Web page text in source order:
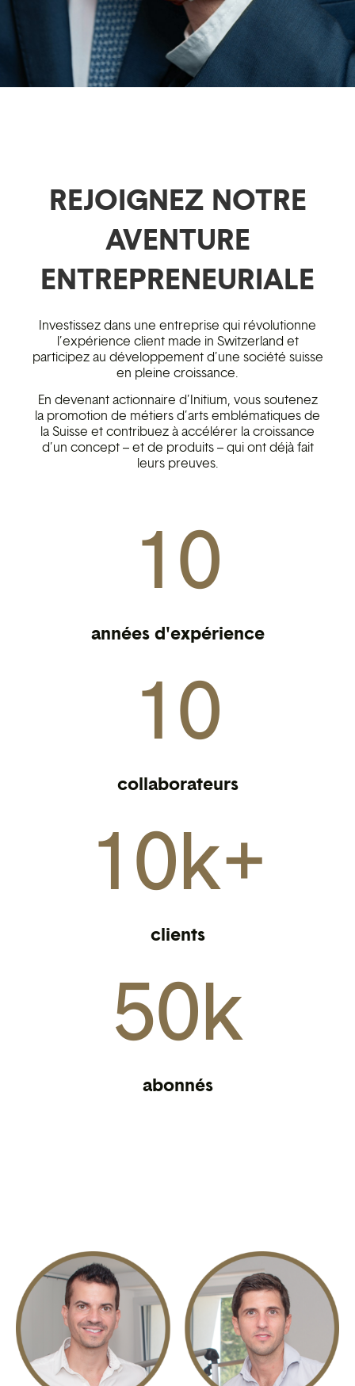
REJOIGNEZ NOTRE
AVENTURE
ENTREPRENEURIALE
Investissez dans une entreprise qui révolutionne
l’expérience client made in Switzerland et
participez au développement d’une société suisse
en pleine croissance.
En devenant actionnaire d’Initium, vous soutenez
la promotion de métiers d’arts emblématiques de
la Suisse et contribuez à accélérer la croissance
d’un concept – et de produits – qui ont déjà fait
leurs preuves.
années d'expérience​
10
collaborateurs
10
clients
10k+
abonnés
50k